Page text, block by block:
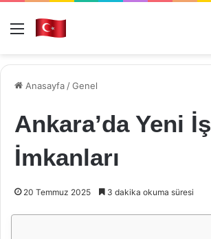
Menü
Anasayfa /Genel
Ankara’da Yeni İş
İmkanları
20 Temmuz 2025 3 dakika okuma süresi